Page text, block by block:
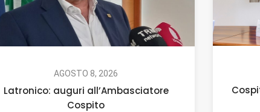
AGOSTO 8, 2026
Latronico: auguri all’Ambasciatore
Cospito